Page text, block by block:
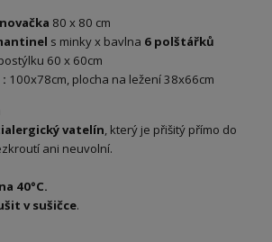
80 x 80 cm
s minky x bavlna 6 polštářků
60 x 60cm
: 100x78cm, plocha na ležení 38x66cm
vatelín, který je přišitý přímo do
ani neuvolní.
40°C.
v sušičce.